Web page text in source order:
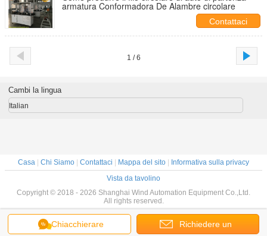
armatura Conformadora De Alambre circolare
Contattaci
1 / 6
Chiacchierare Richiedere un
Cambi la lingua
Italian
Casa Chi Siamo Contattaci Mappa del sito
Informativa sulla privacy
Vista da tavolino
Copyright © 2018 - 2026 Shanghai Wind Automation Equipment Co.,Ltd.
All rights reserved.